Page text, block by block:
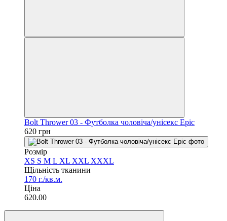
Bolt Thrower 03 - Футболка чоловіча/унісекс Epic
620 грн
Розмір
XS S M L XL XXL XXXL
Щільність тканини
170 г./кв.м.
Ціна
620.00